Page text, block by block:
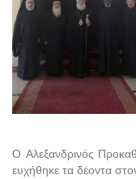
Ο Αλεξανδρινός
ευχήθηκε τα δέοντα